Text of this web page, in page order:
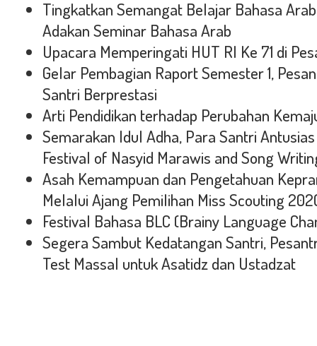
Tingkatkan Semangat Belajar Bahasa
Adakan Seminar Bahasa Arab
Upacara Memperingati HUT RI Ke 71 di
Gelar Pembagian Raport Semester 1,
Santri Berprestasi
Arti Pendidikan terhadap Perubahan
Semarakan Idul Adha, Para Santri
Festival of Nasyid Marawis and Song
Asah Kemampuan dan Pengetahuan
Melalui Ajang Pemilihan Miss Scouting
Festival Bahasa BLC (Brainy Language
Segera Sambut Kedatangan Santri,
Test Massal untuk Asatidz dan Ustadzat